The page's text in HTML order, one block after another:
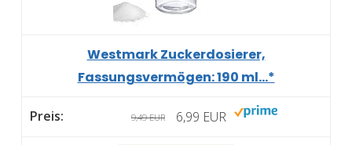
Westmark Zuckerdosierer,
Fassungsvermögen: 190 ml...*
9,49 EUR 6,99 EUR